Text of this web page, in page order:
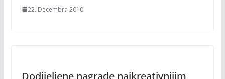
22. Decembra 2010.
Dodijeljene nagrade najkreativnijim